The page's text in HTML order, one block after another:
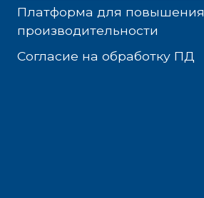
Платформа для повышения
производительности
Согласие на обработку ПД